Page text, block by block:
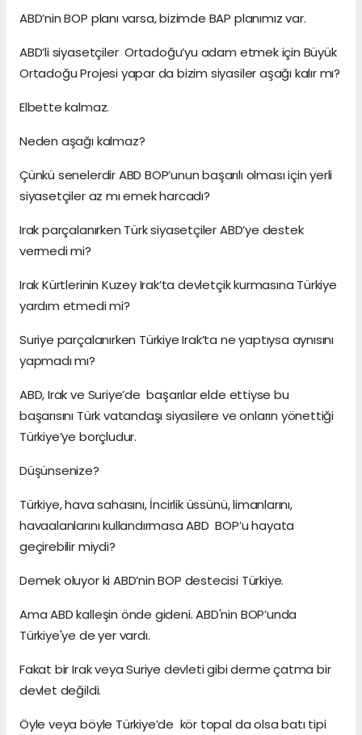
ABD’nin BOP planı varsa, bizimde BAP planımız var.
ABD’li siyasetçiler Ortadoğu’yu adam etmek için Büyük
Ortadoğu Projesi yapar da bizim siyasiler aşağı kalır mı?
Elbette kalmaz.
Neden aşağı kalmaz?
Çünkü senelerdir ABD BOP’unun başarılı olması için yerli
siyasetçiler az mı emek harcadı?
Irak parçalanırken Türk siyasetçiler ABD’ye destek
vermedi mi?
Irak Kürtlerinin Kuzey Irak’ta devletçik kurmasına Türkiye
yardım etmedi mi?
Suriye parçalanırken Türkiye Irak’ta ne yaptıysa aynısını
yapmadı mı?
ABD, Irak ve Suriye’de başarılar elde ettiyse bu
başarısını Türk vatandaşı siyasilere ve onların yönettiği
Türkiye’ye borçludur.
Düşünsenize?
Türkiye, hava sahasını, İncirlik üssünü, limanlarını,
havaalanlarını kullandırmasa ABD BOP’u hayata
geçirebilir miydi?
Demek oluyor ki ABD’nin BOP destecisi Türkiye.
Ama ABD kalleşin önde gideni. ABD'nin BOP’unda
Türkiye'ye de yer vardı.
Fakat bir Irak veya Suriye devleti gibi derme çatma bir
devlet değildi.
Öyle veya böyle Türkiye’de kör topal da olsa batı tipi